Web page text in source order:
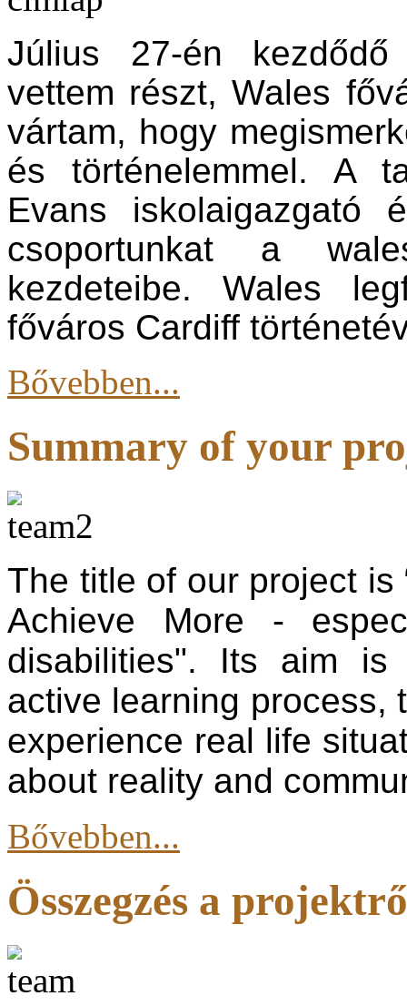
Július 27-én kezdődő
vettem részt, Wales
vártam, hogy
és történelemmel. A
Evans iskolaigazgató
csoportunkat a
kezdeteibe. Wales
főváros Cardiff
Bővebben...
Summary of your
The title of our project is
Achieve More -
disabilities". Its aim
active learning process,
experience real life
about reality and
Bővebben...
Összegzés a